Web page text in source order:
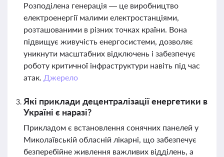
Розподілена генерація — це виробництво
електроенергії малими електростанціями,
розташованими в різних точках країни. Вона
підвищує живучість енергосистеми, дозволяє
уникнути масштабних відключень і забезпечує
роботу критичної інфраструктури навіть під час
атак. Джерело
Які приклади децентралізації енергетики в
Україні є наразі?
Прикладом є встановлення сонячних панелей у
Миколаївській обласній лікарні, що забезпечує
безперебійне живлення важливих відділень, а